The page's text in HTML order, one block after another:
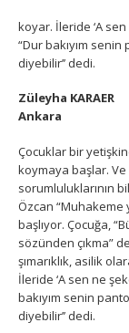
koyar. İleride ‘A
“Dur bakıyım
diyebilir’’ dedi.
Züleyha KARAER
Ankara
Çocuklar bir
koymaya başlar. Ve
sorumluluklarının
Özcan “Muhakeme
başlıyor. Çocuğa,
sözünden çıkma”
şımarıklık, asilik
İleride ‘A sen ne
bakıyım senin
diyebilir’’ dedi.